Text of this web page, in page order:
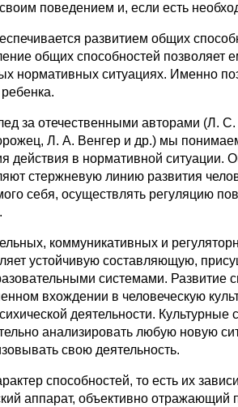
поведением и, если есть
развитием общих
общих способностей позволяет
нормативных ситуациях. Именно
за отечественными авторами (Л.
Л. А. Венгер и др.) мы
действия в нормативной ситуации.
стержневую линию развития
себя, осуществлять регуляцию
коммуникативных и
устойчивую составляющую,
системами. Развитие
вхождении в человеческую
деятельности.
анализировать любую новую
свою деятельность.
способностей, то есть их
аппарат, объективно отражающий